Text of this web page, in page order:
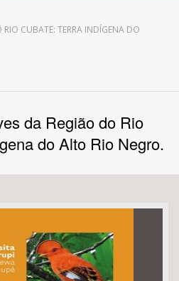
RIO CUBATE: TERRA INDÍGENA DO
da Região do Rio
do Alto Rio Negro.